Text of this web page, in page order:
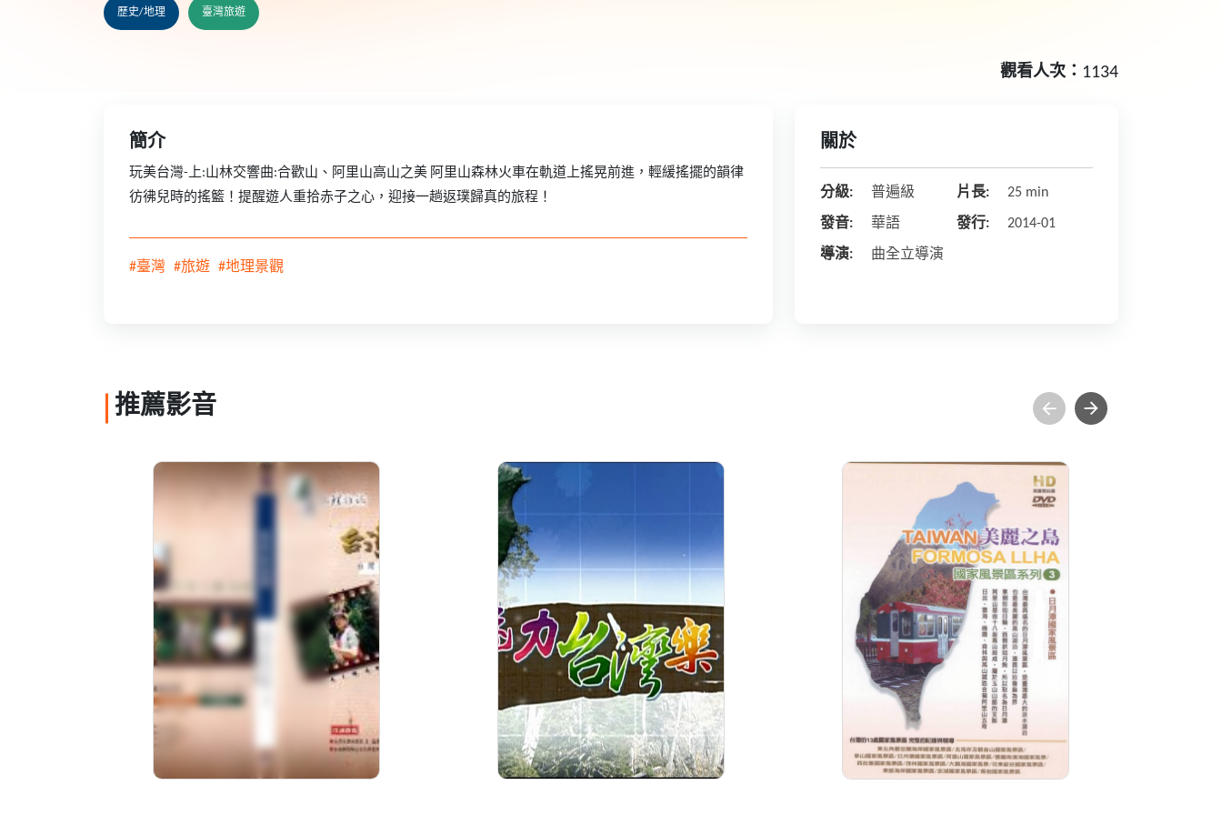
歷史/地理 臺灣旅遊
觀看人次： 1134
簡介
玩美台灣-上:山林交響曲:合歡山、阿里山高山之美 阿里山森林火車在軌道上搖晃前進，輕緩搖擺的韻律
彷彿兒時的搖籃！提醒遊人重拾赤子之心，迎接一趟返璞歸真的旅程！
#臺灣 #旅遊 #地理景觀
關於
分級: 普遍級 片長: 25 min
發音: 華語 發行: 2014-01
導演: 曲全立導演
推薦影音
台灣古道全記錄(2)：中
發音: 華語
發行: 2007-03
導演: 三立電視
魅力台灣樂活誌 第8集
山林過客 中途驛站 野
生動物收容中心
分級: 普遍級
發音: 華語
發行: 2010-08
導演: 大麥影像傳播工作室
美麗之島 - 日月潭國家
風景區
分級: 普遍級
片長: 28 min
發音: 華語
發行: 2012-11
導演: 休閒玩家旅遊網, 大地地理
旅遊雜誌社製作